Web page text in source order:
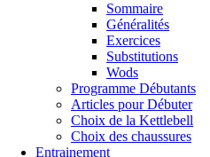
Sommaire
Généralités
Exercices
Substitutions
Wods
Programme Débutants
Articles pour Débuter
Choix de la Kettlebell
Choix des chaussures
Entrainement